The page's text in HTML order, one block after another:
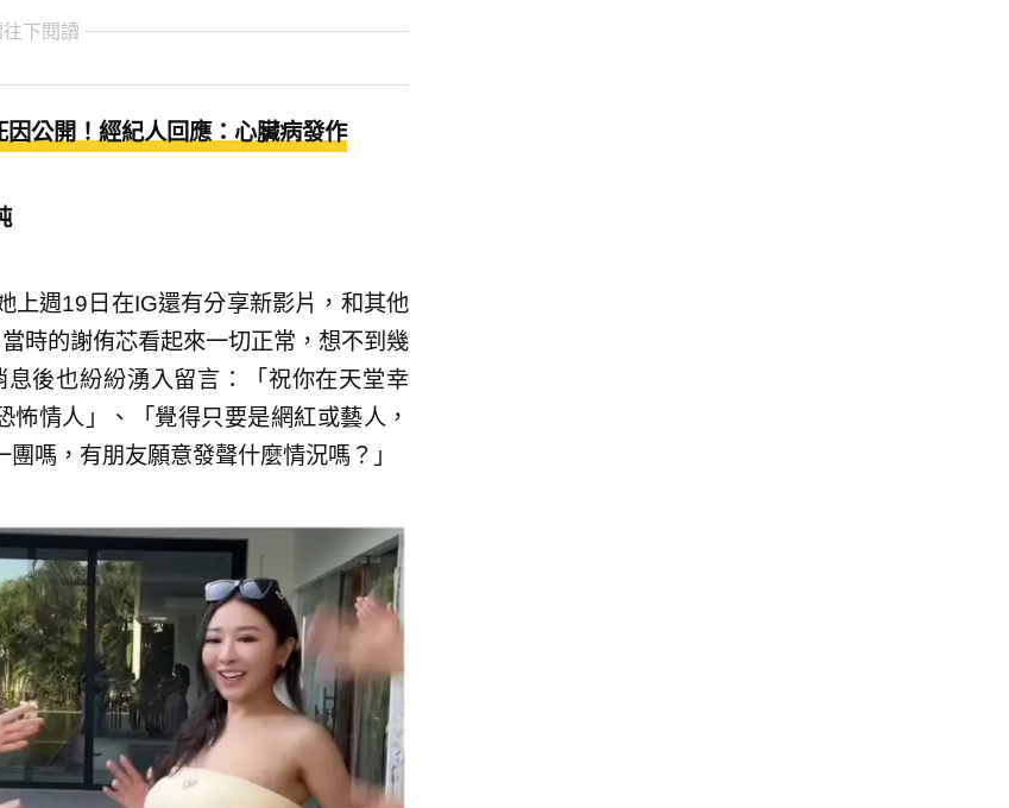
下閱讀
公開！經紀人回應：心臟病發作
上週19日在IG還有分享新影片，和其他
時的謝侑芯看起來一切正常，想不到幾
後也紛紛湧入留言：「祝你在天堂幸
情人」、「覺得只要是網紅或藝人，
嗎，有朋友願意發聲什麼情況嗎？」